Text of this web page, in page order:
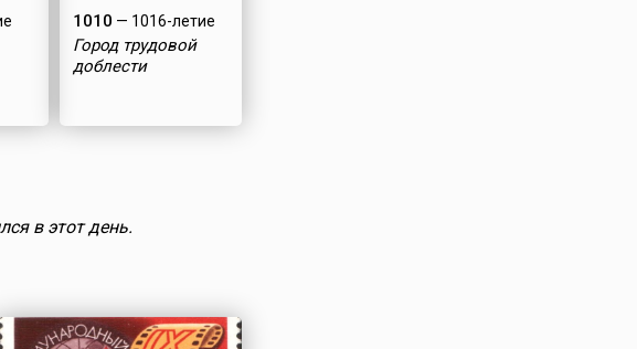
1010 — 1016-летие
Город трудовой
доблести
в этот день.